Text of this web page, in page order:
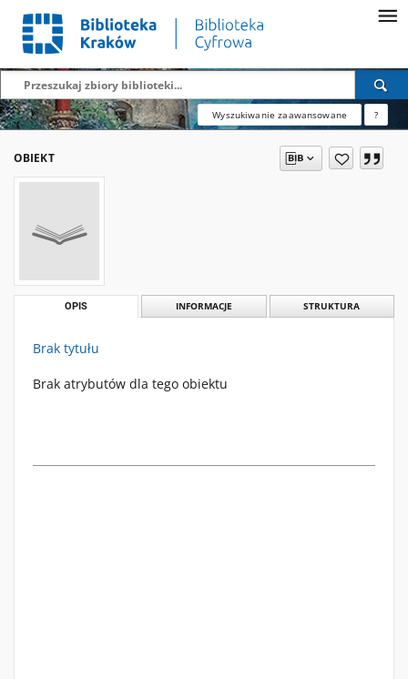
Wyszukiwanie zaawansowane ?
OBIEKT
OPIS INFORMACJE STRUKTURA
Brak tytułu
Brak atrybutów dla tego obiektu